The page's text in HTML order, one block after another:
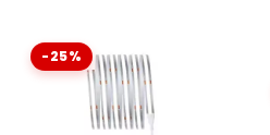
-25%